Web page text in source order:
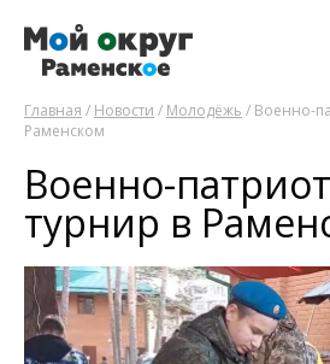
Главная / Новости / Молодёжь / Военно-
Раменском
Военно-
турнир в